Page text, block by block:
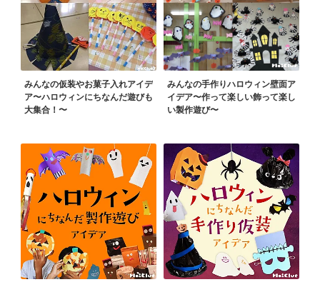
みんなの仮装やお菓子入れアイデ
ア〜ハロウィンにちなんだ遊びも
大集合！〜
みんなの手作りハロウィン壁面ア
イデア〜作って楽しい飾って楽し
い製作遊び〜